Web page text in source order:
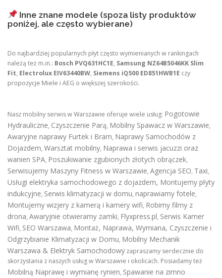
Inne znane modele (spoza listy produktów
poniżej, ale często wybierane)
Do najbardziej popularnych płyt często wymienianych w rankingach
należą też m.in.: Bosch PVQ631HC1E, Samsung NZ64B5046KK Slim
Fit, Electrolux EIV63440BW, Siemens iQ500 ED851HWB1E czy
propozycje Miele i AEG o większej szerokości.
Nasz mobilny serwis w Warszawie oferuje wiele usług: Pogotowie
Hydrauliczne, Czyszczenie Parą, Mobilny Spawacz w Warszawie,
Awaryjne naprawy Furtek i Bram, Naprawy Samochodów z
Dojazdem, Warsztat mobilny, Naprawa i serwis jacuzzi oraz
wanien SPA, Poszukiwanie zgubionych złotych obrączek,
Serwisujemy Maszyny Fitness w Warszawie, Agencja SEO, Taxi,
Usługi elektryka samochodowego z dojazdem, Montujemy płyty
indukcyjne, Serwis klimatyzacji w domu, naprawiamy fotele,
Montujemy wizjery z kamerą i kamery wifi, Robimy filmy z
drona, Awaryjnie otwieramy zamki, Flyxpress.pl, Serwis Kamer
Wifi, SEO Warszawa, Montaż, Naprawa, Wymiana, Czyszczenie i
Odgrzybianie Klimatyzacji w Domu, Mobilny Mechanik
Warszawa & Elektryk Samochodowy zapraszamy serdecznie do
skorzystania z naszych usług w Warszawie i okolicach. Posiadamy też
Mobilną Naprawę i wymianę rynien, Spawanie na zimno